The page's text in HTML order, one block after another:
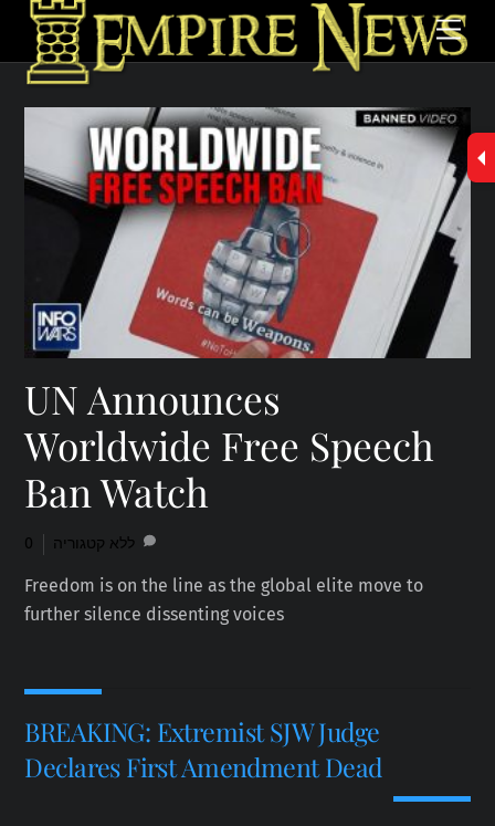
Skip
content
UN Announces
Worldwide Free Speech
Ban Watch
ללא קטגוריה 0
Freedom is on the line as the global elite move to
further silence dissenting voices
BREAKING: Extremist SJW Judge
Declares First Amendment Dead